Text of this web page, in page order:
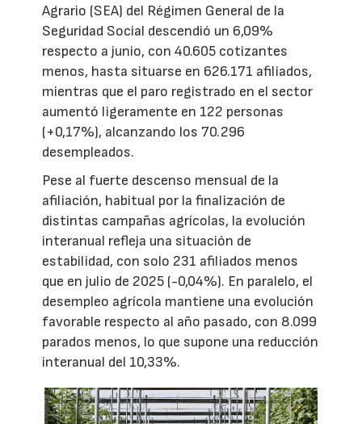
Agrario (SEA) del Régimen General de la
Seguridad Social descendió un 6,09%
respecto a junio, con 40.605 cotizantes
menos, hasta situarse en 626.171 afiliados,
mientras que el paro registrado en el sector
aumentó ligeramente en 122 personas
(+0,17%), alcanzando los 70.296
desempleados.
Pese al fuerte descenso mensual de la
afiliación, habitual por la finalización de
distintas campañas agrícolas, la evolución
interanual refleja una situación de
estabilidad, con solo 231 afiliados menos
que en julio de 2025 (-0,04%). En paralelo, el
desempleo agrícola mantiene una evolución
favorable respecto al año pasado, con 8.099
parados menos, lo que supone una reducción
interanual del 10,33%.